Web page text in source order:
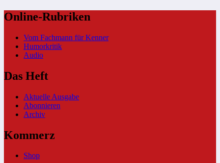
Online-Rubriken
Vom Fachmann für Kenner
Humorkritik
Audio
Das Heft
Aktuelle Ausgabe
Abonnieren
Archiv
Kommerz
Shop